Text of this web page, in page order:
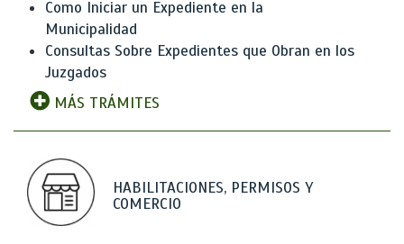
Como Iniciar un Expediente en la
Municipalidad
Consultas Sobre Expedientes que Obran en los
Juzgados
MÁS TRÁMITES
HABILITACIONES, PERMISOS Y
COMERCIO